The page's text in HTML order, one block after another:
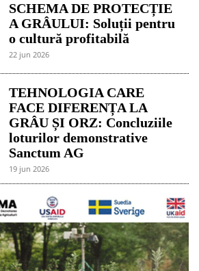
SCHEMA DE PROTECȚIE
A GRÂULUI: Soluții pentru
o cultură profitabilă
22 jun 2026
TEHNOLOGIA CARE
FACE DIFERENȚA LA
GRÂU ȘI ORZ: Concluziile
loturilor demonstrative
Sanctum AG
19 jun 2026